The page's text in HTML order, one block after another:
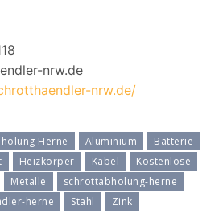
nrw.de
nrw.de/
Herne Aluminium
Batterie
Heizkörper Kabel
Kostenlose
Metalle
schrottabholung-herne
herne
Stahl Zink